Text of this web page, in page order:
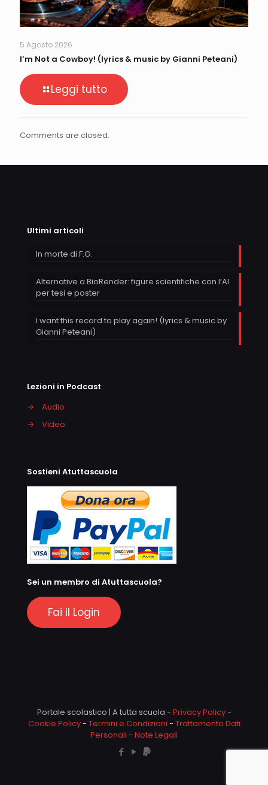
5 Agosto 2026
I’m Not a Cowboy! (lyrics & music by Gianni Peteani)
Leggi tutto
Comments are closed.
Ultimi articoli
In morte di F.G.
Alternative a BioRender: figure scientifiche con l’AI
per tesi e poster
I want this record to play again! (lyrics & music by
Gianni Peteani)
Lezioni in Podcast
→
Audio
→
Video
Sostieni Atuttascuola
Sei un membro di Atuttascuola?
Fai il Login
Portale scolastico | A tutta scuola - Privacy Policy-
Cookie Policy- Termini e Condizioni - Trattamento Dati
Personali - Note Legali